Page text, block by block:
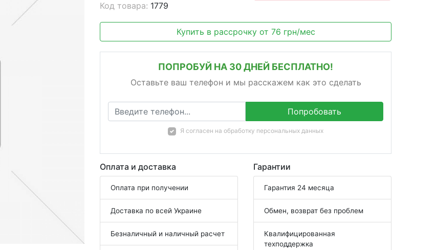
Код товара: 1779
Купить в рассрочку от 76 грн/мес
ПОПРОБУЙ НА 30 ДНЕЙ БЕСПЛАТНО!
Оставьте ваш телефон и мы расскажем как это сделать
Попробовать
Я согласен на обработку персональных данных
Оплата и доставка
Оплата при получении
Доставка по всей Украине
Безналичный и наличный расчет
Гарантии
Гарантия 24 месяца
Обмен, возврат без проблем
Квалифицированная
техподдержка